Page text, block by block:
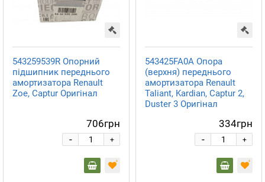
543259539R Опорний
підшипник переднього
амортизатора Renault
Zoe, Captur Оригінал
706грн
+
-
543425FA0A Опора
(верхня) переднього
амортизатора Renault
Taliant, Kardian, Captur 2,
Duster 3 Оригінал
334грн
+
-